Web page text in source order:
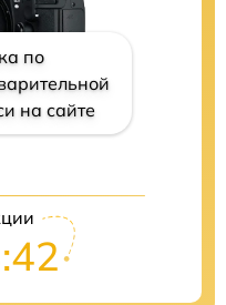
по
на сайте